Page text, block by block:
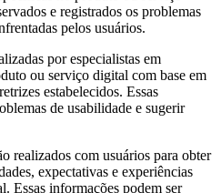
e registrados os problemas
pelos usuários.
por especialistas em
ou serviço digital com base em
estabelecidos. Essas
de usabilidade e sugerir
realizados com usuários para obter
expectativas e experiências
Essas informações podem ser